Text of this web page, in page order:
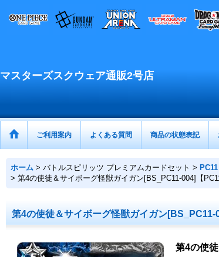
マスターズスクウェア通販2号店
ご利用案内 よくある質問 商品の状態表記
ホーム > バトルスピリッツ プレミアムカードセット >
> 第4の使徒＆サイボーグ怪獣ガイガン[BS_PC11-004]【
第4の使徒＆サイボーグ怪獣ガイガン[BS_PC11-
第4の使